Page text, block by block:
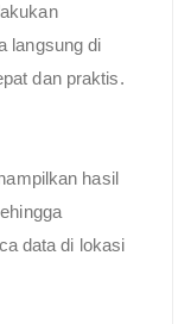
langsung di
dan praktis.
hasil
data di lokasi